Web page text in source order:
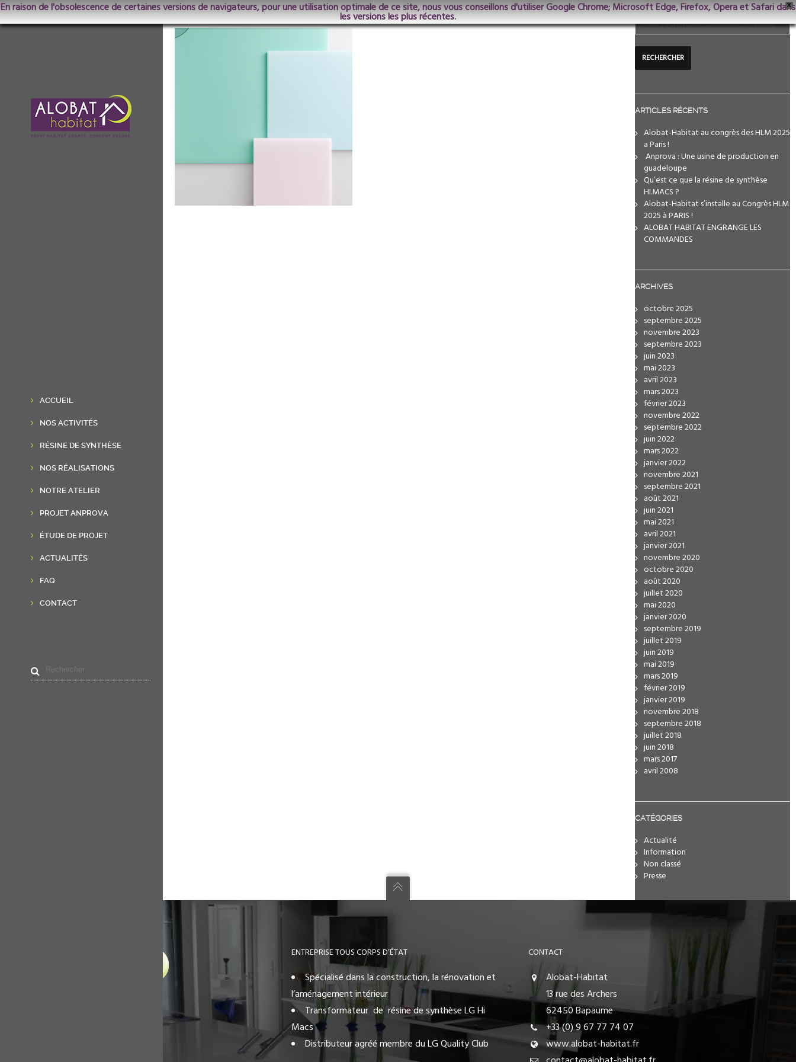
X
En raison de l'obsolescence de certaines versions de navigateurs, pour une utilisation optimale de ce site, nous vous conseillons d'utiliser Google Chrome; Microsoft Edge, Firefox, Opera et Safari dans
les versions les plus récentes.
ACCUEIL
NOS ACTIVITÉS
RÉSINE DE SYNTHÈSE
NOS RÉALISATIONS
NOTRE ATELIER
PROJET ANPROVA
ÉTUDE DE PROJET
ACTUALITÉS
FAQ
CONTACT
banniere pour gamme Lucent 4k
ARTICLES RÉCENTS
Alobat-Habitat au congrès des HLM 2025
a Paris !
️ Anprova : Une usine de production en
guadeloupe
Qu’est ce que la résine de synthèse
HI.MACS ?
Alobat-Habitat s’installe au Congrès HLM
2025 à PARIS !
ALOBAT HABITAT ENGRANGE LES
COMMANDES
ARCHIVES
octobre 2025
septembre 2025
novembre 2023
septembre 2023
juin 2023
mai 2023
avril 2023
mars 2023
février 2023
novembre 2022
septembre 2022
juin 2022
mars 2022
janvier 2022
novembre 2021
septembre 2021
août 2021
juin 2021
mai 2021
avril 2021
janvier 2021
novembre 2020
octobre 2020
août 2020
juillet 2020
mai 2020
janvier 2020
septembre 2019
juillet 2019
juin 2019
mai 2019
mars 2019
février 2019
janvier 2019
novembre 2018
septembre 2018
juillet 2018
juin 2018
mars 2017
avril 2008
CATÉGORIES
Actualité
Information
Non classé
Presse
ENTREPRISE TOUS CORPS D’ÉTAT
Spécialisé dans la construction, la rénovation et
l’aménagement intérieur
Transformateur de résine de synthèse LG Hi
Macs
Distributeur agréé membre du LG Quality Club
CONTACT
Alobat-Habitat
13 rue des Archers
62450 Bapaume
+33 (0) 9 67 77 74 07
www.alobat-habitat.fr